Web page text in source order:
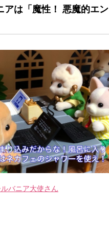
アは「魔性！ 悪魔的エ
バニア大使さん